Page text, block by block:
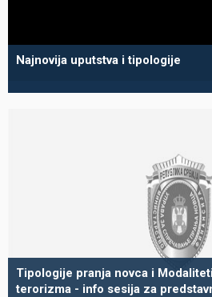
Najnovija uputstva i tipologije
Tipologije pranja novca i
terorizma - info sesija za